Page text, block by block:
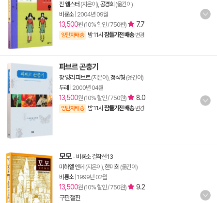
진 웹스터 (지은이), 공경희 (옮긴이)
비룡소| 2004년 09월
13,500원 (10% 할인 / 750원) 7.7
양탄자배송 밤 11시 잠들기전 배송 변경
파브르 곤충기
장 앙리 파브르(지은이), 정석형 (옮긴이)
두레
2000년 04월
13,500원 (10% 할인 / 750원) 8.0
양탄자배송 밤 11시 잠들기전 배송 변경
모모- 비룡소 걸작선 13
미하엘 엔데 (지은이), 한미희 (옮긴이)
비룡소| 1999년 02월
13,500원 (10% 할인 / 750원)
9.2
구판절판